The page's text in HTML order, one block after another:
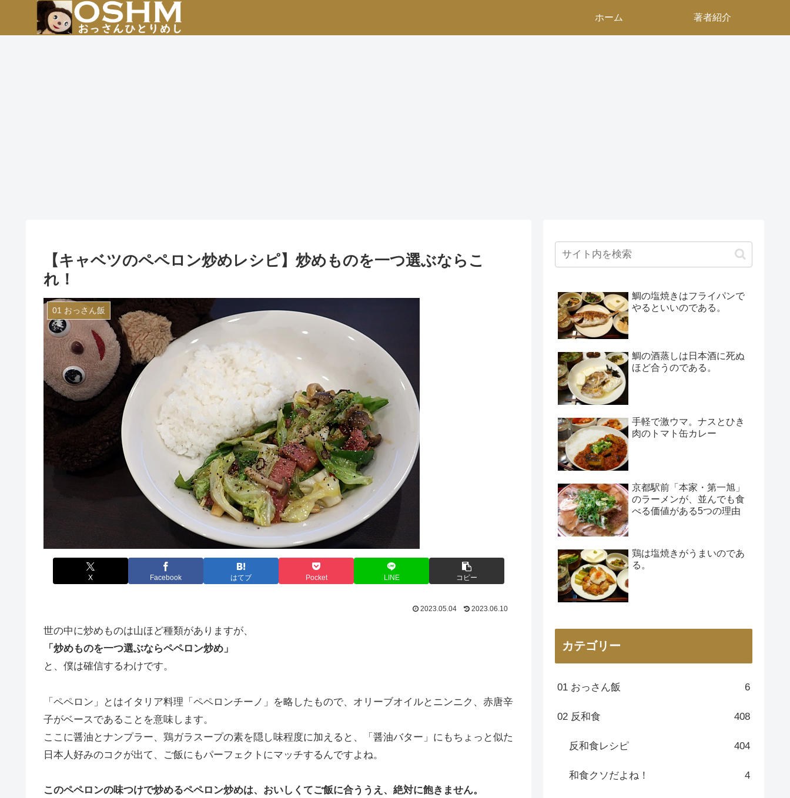
ホーム 著者紹介
【キャベツのペペロン炒めレシピ】炒めものを一つ選ぶならこ
れ！
01 おっさん飯
X Facebook はてブ Pocket LINE コピー
2023.05.04 2023.06.10
世の中に炒めものは山ほど種類がありますが、
「炒めものを一つ選ぶならペペロン炒め」
と、僕は確信するわけです。
「ペペロン」とはイタリア料理「ペペロンチーノ」を略したもので、オリーブオイルとニンニク、赤唐辛
子がベースであることを意味します。
ここに醤油とナンプラー、鶏ガラスープの素を隠し味程度に加えると、「醤油バター」にもちょっと似た
日本人好みのコクが出て、ご飯にもパーフェクトにマッチするんですよね。
このペペロンの味つけで炒めるペペロン炒めは、おいしくてご飯に合ううえ、絶対に飽きません。
鯛の塩焼きはフライパンで
やるといいのである。
鯛の酒蒸しは日本酒に死ぬ
ほど合うのである。
手軽で激ウマ。ナスとひき
肉のトマト缶カレー
京都駅前「本家・第一旭」
のラーメンが、並んでも食
べる価値がある5つの理由
鶏は塩焼きがうまいのであ
る。
カテゴリー
01 おっさん飯 6
02 反和食 408
反和食レシピ 404
和食クソだよね！ 4